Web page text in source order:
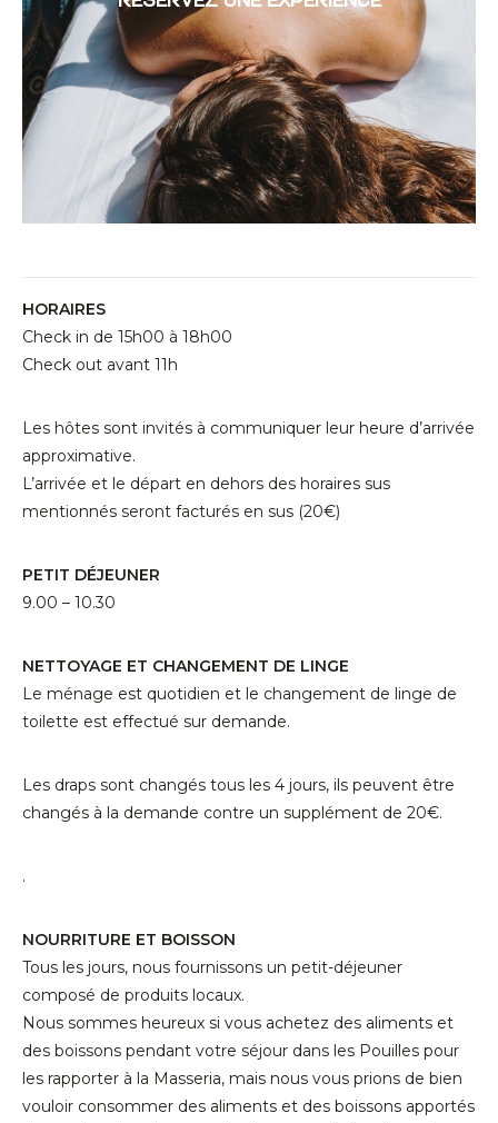
HORAIRES
Check in de 15h00 à 18h00
Check out avant 11h
Les hôtes sont invités à communiquer leur heure d’arrivée
approximative.
L’arrivée et le départ en dehors des horaires sus
mentionnés seront facturés en sus (20€)
PETIT DÉJEUNER
9.00 – 10.30
NETTOYAGE ET CHANGEMENT DE LINGE
Le ménage est quotidien et le changement de linge de
toilette est effectué sur demande.
Les draps sont changés tous les 4 jours, ils peuvent être
changés à la demande contre un supplément de 20€.
.
NOURRITURE ET BOISSON
Tous les jours, nous fournissons un petit-déjeuner
composé de produits locaux.
Nous sommes heureux si vous achetez des aliments et
des boissons pendant votre séjour dans les Pouilles pour
les rapporter à la Masseria, mais nous vous prions de bien
vouloir consommer des aliments et des boissons apportés